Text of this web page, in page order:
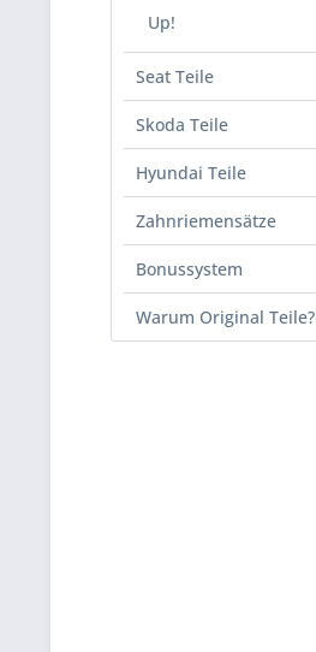
Up!
Seat Teile
Skoda Teile
Hyundai Teile
Zahnriemensätze
Bonussystem
Warum Original Teile?